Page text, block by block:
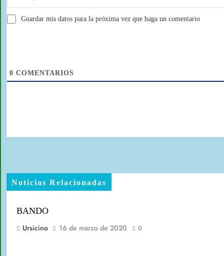
Guardar mis datos para la próxima vez que haga un comentario
0 COMENTARIOS
Noticias Relacionadas
BANDO
Ursicino
16 de marzo de 2020 0